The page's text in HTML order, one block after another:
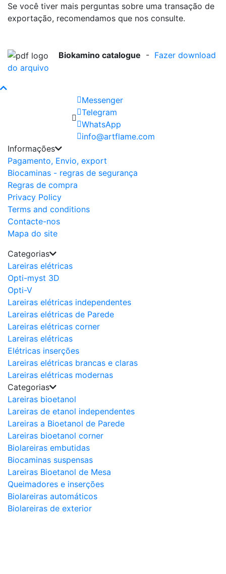
Se você tiver mais perguntas sobre uma transação de
exportação, recomendamos que nos consulte.
Biokamino catalogue - Fazer download
do arquivo
Messenger
Telegram
WhatsApp
info@artflame.com
Informações
Pagamento, Envio, export
Biocaminas - regras de segurança
Regras de compra
Privacy Policy
Terms and conditions
Contacte-nos
Mapa do site
Categorias
Lareiras elétricas
Opti-myst 3D
Opti-V
Lareiras elétricas independentes
Lareiras elétricas de Parede
Lareiras elétricas corner
Lareiras elétricas
Elétricas inserções
Lareiras elétricas brancas e claras
Lareiras elétricas modernas
Categorias
Lareiras bioetanol
Lareiras de etanol independentes
Lareiras a Bioetanol de Parede
Lareiras bioetanol corner
Biolareiras embutidas
Biocaminas suspensas
Lareiras Bioetanol de Mesa
Queimadores e inserções
Biolareiras automáticos
Biolareiras de exterior